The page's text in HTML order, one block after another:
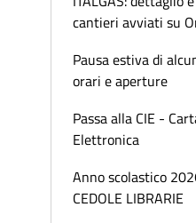
cantieri avviati su
Pausa estiva di
orari e aperture
Passa alla CIE -
Elettronica
Anno scolastico
CEDOLE LIBRARIE